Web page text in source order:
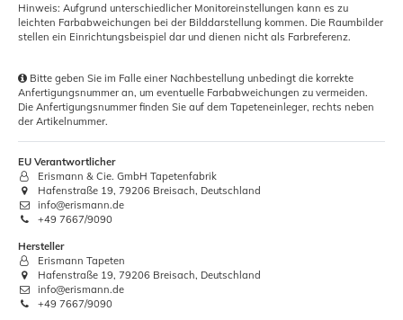
Hinweis: Aufgrund unterschiedlicher Monitoreinstellungen kann es zu
leichten Farbabweichungen bei der Bilddarstellung kommen. Die Raumbilder
stellen ein Einrichtungsbeispiel dar und dienen nicht als Farbreferenz.
Bitte geben Sie im Falle einer Nachbestellung unbedingt die korrekte
Anfertigungsnummer an, um eventuelle Farbabweichungen zu vermeiden.
Die Anfertigungsnummer finden Sie auf dem Tapeteneinleger, rechts neben
der Artikelnummer.
EU Verantwortlicher
Erismann & Cie. GmbH Tapetenfabrik
Hafenstraße 19, 79206 Breisach, Deutschland
info@erismann.de
+49 7667/9090
Hersteller
Erismann Tapeten
Hafenstraße 19, 79206 Breisach, Deutschland
info@erismann.de
+49 7667/9090